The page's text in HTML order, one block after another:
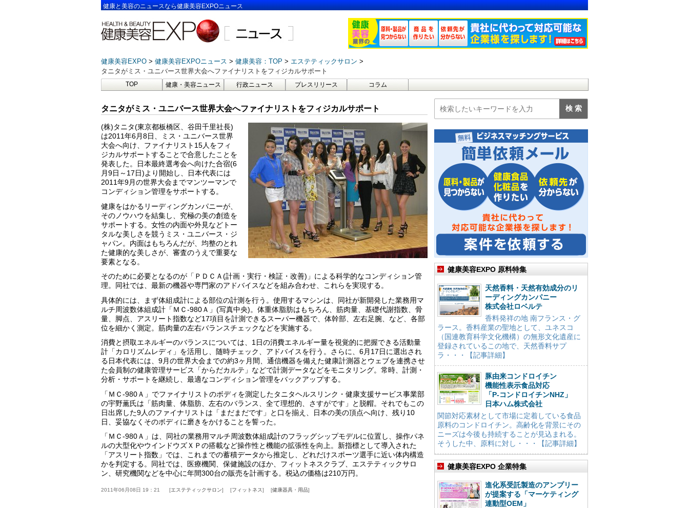
健康と美容のニュースなら健康美容EXPOニュース
健康美容EXPO 健康美容EXPOニュース 健康美容：TOP
エステティックサロン
タニタがミス・ユニバース世界大会へファイナリストをフィジカルサポート
TOP 健康・美容ニュース 行政ニュース プレスリリース コラム
タニタがミス・ユニバース世界大会へファイナリストをフィジカルサポート
(株)タニタ(東京都板橋区、谷田千里社長)
は2011年6月8日、ミス・ユニバース世界
大会へ向け、ファイナリスト15人をフィ
ジカルサポートすることで合意したことを
発表した。日本最終選考会へ向けた合宿(6
月9日～17日)より開始し、日本代表には
2011年9月の世界大会までマンツーマンで
コンディション管理をサポートする。
健康をはかるリーディングカンパニーが、
そのノウハウを結集し、究極の美の創造を
サポートする。女性の内面や外見などトー
タルな美しさを競うミス・ユニバース・ジ
ャパン。内面はもちろんだが、均整のとれ
た健康的な美しさが、審査のうえで重要な
要素となる。
そのために必要となるのが「ＰＤＣＡ(計画・実行・検証・改善)」による科学的なコンディション管
理。同社では、最新の機器や専門家のアドバイスなどを組み合わせ、これらを実現する。
具体的には、まず体組成計による部位の計測を行う。使用するマシンは、同社が新開発した業務用マ
ルチ周波数体組成計「ＭＣ-980Ａ」(写真中央)。体重体脂肪はもちろん、筋肉量、基礎代謝指数、骨
量、脚点、アスリート指数など17項目を計測できるスーパー機器で、体幹部、左右足腕、など、各部
位を細かく測定。筋肉量の左右バランスチェックなどを実施する。
消費と摂取エネルギーのバランスについては、1日の消費エネルギー量を視覚的に把握できる活動量
計「カロリズムレディ」を活用し、随時チェック、アドバイスを行う。さらに、6月17日に選出され
る日本代表には、9月の世界大会までの約3ヶ月間、通信機器を備えた健康計測器とウェブを連携させ
た会員制の健康管理サービス「からだカルテ」などで計測データなどをモニタリング。常時、計測・
分析・サポートを継続し、最適なコンディション管理をバックアップする。
「ＭＣ-980Ａ」でファイナリストのボディを測定したタニタヘルスリンク・健康支援サービス事業部
の宇野薫氏は「筋肉量、体脂肪、左右のバランス、全て理想的、さすがです」と脱帽。それでもこの
日出席した9人のファイナリストは「まだまだです」と口を揃え、日本の美の頂点へ向け、残り10
日、妥協なくそのボディに磨きをかけることを誓った。
「ＭＣ-980Ａ」は、同社の業務用マルチ周波数体組成計のフラッグシップモデルに位置し、操作パネ
ルの大型化やウインドウズＸＰの搭載など操作性と機能の拡張性を向上。新指標として導入された
「アスリート指数」では、これまでの蓄積データから推定し、どれだけスポーツ選手に近い体内構造
かを判定する。同社では、医療機関、保健施設のほか、フィットネスクラブ、エステティックサロ
ン、研究機関などを中心に年間300台の販売を計画する。税込の価格は210万円。
2011年06月08日 19：21 エステティックサロン フィットネス 健康器具・用品
健康美容EXPO 原料特集
天然香料・天然有効成分のリ
ーディングカンパニー
株式会社ロベルテ
香料発祥の地 南フランス・グ
ラース。香料産業の聖地として、ユネスコ
（国連教育科学文化機構）の無形文化遺産に
登録されているこの地で、天然香料サプ
ラ・・・【記事詳細】
豚由来コンドロイチン
機能性表示食品対応
「P-コンドロイチンNHZ」
日本ハム株式会社
関節対応素材として市場に定着している食品
原料のコンドロイチン。高齢化を背景にその
ニーズは今後も持続することが見込まれる。
そうした中、原料に対し・・・【記事詳細】
健康美容EXPO 企業特集
進化系受託製造のアンプリー
が提案する「マーケティング
連動型OEM」